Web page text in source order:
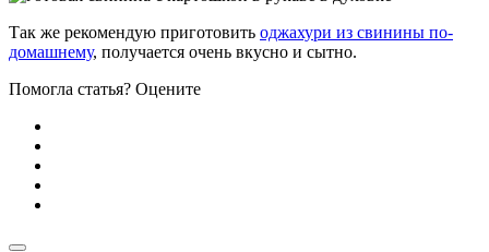
Так же рекомендую приготовить оджахури из свинины по-
домашнему, получается очень вкусно и сытно.
Помогла статья? Оцените